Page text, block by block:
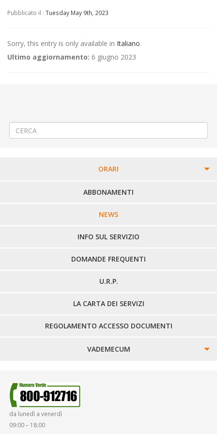
Pubblicato il : Tuesday May 9th, 2023
Sorry, this entry is only available in Italiano.
Ultimo aggiornamento: 6 giugno 2023
ORARI
PERCORSI URBANI IN BIELLA
LINEE URBANE VERCELLI
LINEE EXTRAURBANE
ABBONAMENTI
NEWS
INFO SUL SERVIZIO
DOMANDE FREQUENTI
U.R.P.
LA CARTA DEI SERVIZI
REGOLAMENTO ACCESSO DOCUMENTI
VADEMECUM
SMARRIMENTO OGGETTI
da lunedì a venerdì
09:00 – 18:00